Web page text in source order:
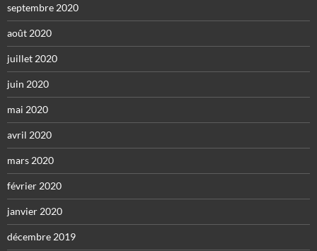
septembre 2020
août 2020
juillet 2020
juin 2020
mai 2020
avril 2020
mars 2020
février 2020
janvier 2020
décembre 2019